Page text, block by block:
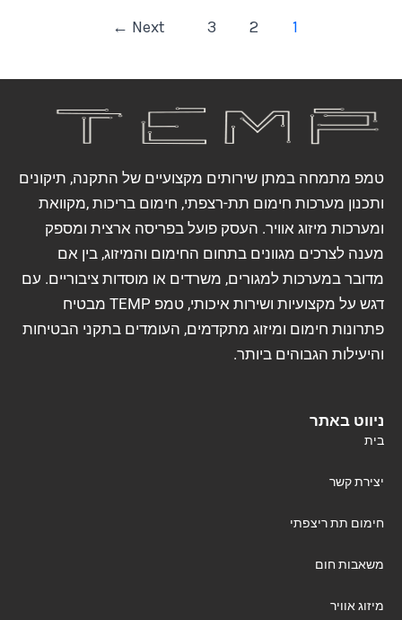
1
2
3
Next
←
טמפ מתמחה במתן שירותים מקצועיים של התקנה, תיקונים
ותכנון מערכות חימום תת-רצפתי, חימום בריכות ,מקוואת
ומערכות מיזוג אוויר. העסק פועל בפריסה ארצית ומספק
מענה לצרכים מגוונים בתחום החימום והמיזוג, בין אם
מדובר במערכות למגורים, משרדים או מוסדות ציבוריים. עם
דגש על מקצועיות ושירות איכותי, טמפ TEMP מבטיח
פתרונות חימום ומיזוג מתקדמים, העומדים בתקני הבטיחות
והיעילות הגבוהים ביותר.
ניווט באתר
בית
יצירת קשר
חימום תת ריצפתי
משאבות חום
מיזוג אוויר